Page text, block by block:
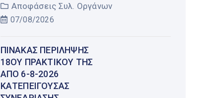
Αποφάσεις Συλ. Οργάνων
07/08/2026
ΠΊΝΑΚΑΣ ΠΕΡΊΛΗΨΗΣ
18ΟΥ ΠΡΑΚΤΙΚΟΎ ΤΗΣ
ΑΠΌ 6-8-2026
ΚΑΤΕΠΕΊΓΟΥΣΑΣ